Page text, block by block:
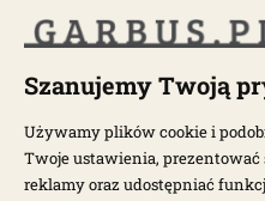
Szanujemy Twoją
Używamy plików cookie i
Twoje ustawienia,
reklamy oraz udostępniać